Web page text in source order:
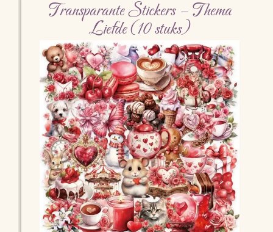
Transparante Stickers – Thema
Liefde (10 stuks)